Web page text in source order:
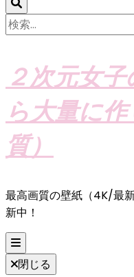
検
索:
２次元女
ら大量に
質）
最高画質の壁紙（4K/最
新中！
閉じる